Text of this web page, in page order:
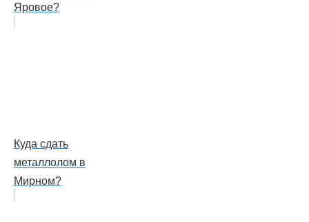
Яровое?
Куда сдать
металлолом в
Мирном?